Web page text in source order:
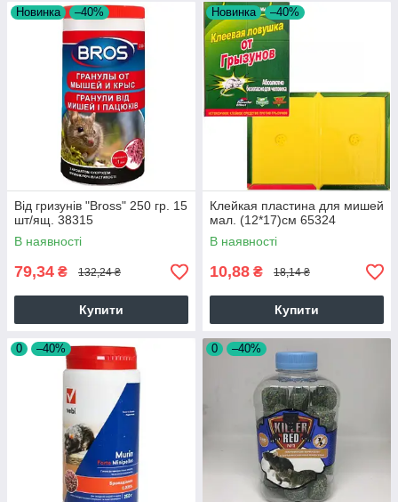
Новинка –40%
Від гризунів "Bross" 250 гр. 15
шт/ящ. 38315
В наявності
79,34 ₴ 132,24 ₴
Купити
Новинка –40%
Клейкая пластина для мишей
мал. (12*17)см 65324
В наявності
10,88 ₴ 18,14 ₴
Купити
0 –40% 0 –40%